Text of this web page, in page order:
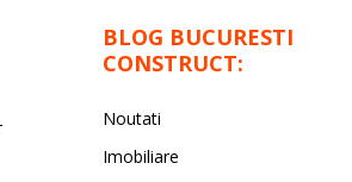
BLOG BUCURESTI
CONSTRUCT:
Noutati
Imobiliare